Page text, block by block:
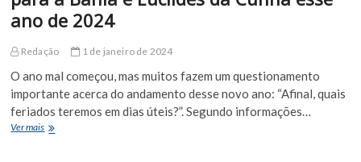
ano de 2024
Redação 1 de janeiro de 2024
O ano mal começou, mas muitos fazem um questionamento
importante acerca do andamento desse novo ano: “Afinal, quais
feriados teremos em dias úteis?”. Segundo informações…
Ver maisConfira